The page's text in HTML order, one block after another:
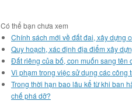
Có thể bạn chưa xem
Chính sách mới về đất đai, xây dựng
Quy hoạch, xác định địa điểm xây
Đất riêng của bố, con muốn sang tên
Vi phạm trong việc sử dụng các công
Trong thời hạn bao lâu kể từ khi ban
chế phá dỡ?